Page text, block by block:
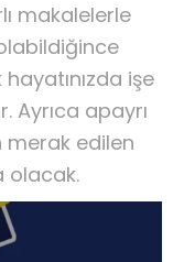
makalelerle
işe
Ayrıca apayrı
merak edilen
olacak.